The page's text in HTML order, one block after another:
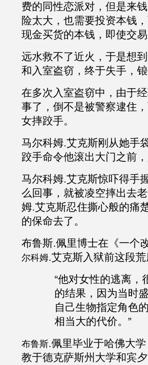
费的同性恋派对，但是来
险太大，也需要投资本钱
现金买货的本钱，即使交
远水救不了近火，于是想
和入室盗窃，终于失手，锒
在多次入室盗窃中，由于
事了，倒不是被警察逮住
女摔跤手。
马尔科姆.艾克斯刚从她手
跤手命令他滚出大门之前
马尔科姆.艾克斯惊吓得手
么回事，就被凌空摔出去
姆.艾克斯忍住撕心般的痛
的保命去了。
布鲁斯.佩里博士在《一个
尔科姆.艾克斯入狱前这段
“他对女性的逃离，
的结果，因为当时
自己生物指定角色
相当大的代价。”
布鲁斯.佩里毕业于哈佛大
教于德克萨斯州大学和宾